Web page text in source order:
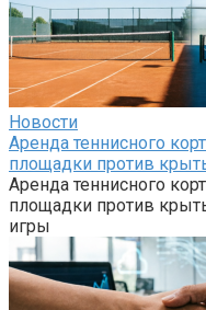
Новости
Аренда теннисного
площадки против
Аренда теннисного
площадки против
игры